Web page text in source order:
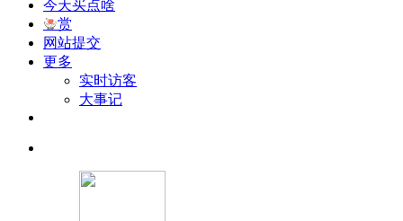
今天买点啥
赏
网站提交
更多
实时访客
大事记